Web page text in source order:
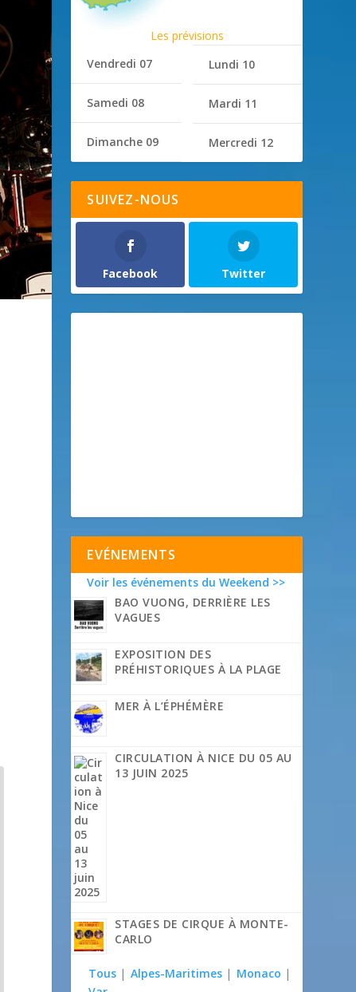
Les prévisions
Vendredi 07
Samedi 08
Dimanche 09
Lundi 10
Mardi 11
Mercredi 12
SUIVEZ-NOUS
Facebook Twitter
EVÉNEMENTS
Voir les événements du Weekend >>
BAO VUONG, DERRIÈRE LES
VAGUES
EXPOSITION DES
PRÉHISTORIQUES À LA PLAGE
MER À L’ÉPHÉMÈRE
CIRCULATION À NICE DU 05 AU
13 JUIN 2025
STAGES DE CIRQUE À MONTE-
CARLO
Tous | Alpes-Maritimes | Monaco |